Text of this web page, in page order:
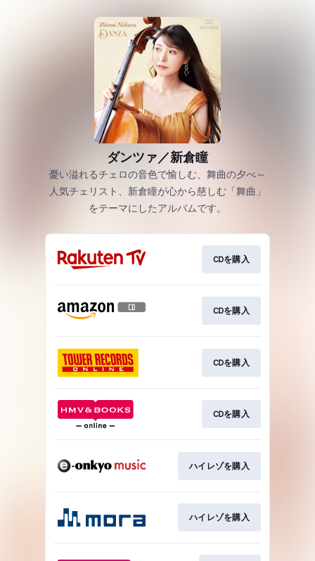
ダンツァ／新倉瞳
憂い溢れるチェロの音色で愉しむ、舞曲の夕べ～
人気チェリスト、新倉瞳が心から慈しむ「舞曲」
をテーマにしたアルバムです。
CDを購入
CDを購入
CDを購入
CDを購入
ハイレゾを購入
ハイレゾを購入